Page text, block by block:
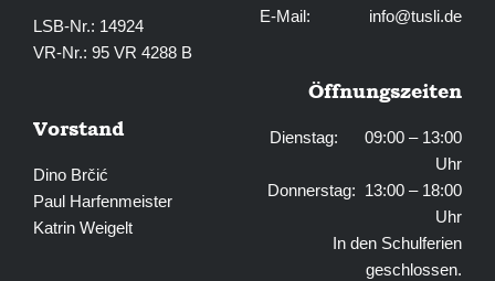
LSB-Nr.: 14924
VR-Nr.: 95 VR 4288 B
Vorstand
Dino Brčić
Paul Harfenmeister
Katrin Weigelt
E-Mail: info@tusli.de
Öffnungszeiten
Dienstag: 09:00 – 13:00
Uhr
Donnerstag: 13:00 – 18:00
Uhr
In den Schulferien
geschlossen.